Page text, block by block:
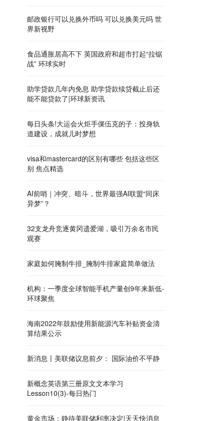
邮政银行可以兑换外币吗 可以兑换美元吗 世
界新视野
食品通胀居高不下 英国政府和超市打起“拉锯
战” 环球实时
助学贷款几年内免息 助学贷款续贷截止后还
能不能贷款了|环球新资讯
每日头条!大运会火炬手倮伍克的子：投身轨
道建设，成就儿时梦想
visa和mastercard的区别有哪些 包括这些区
别 焦点精选
AI前哨｜冲突、暗斗，世界最强AI联盟“同床
异梦”？
32支龙舟竞逐黄冈遗爱湖，吸引万余名市民
观赛
家庭如何腌制牛排_腌制牛排家庭简单做法
机构：一季度全球智能手机产量创9年来新低-
环球聚焦
海南2022年鼓励使用新能源汽车补贴资金清
算结果公示
新消息丨美联储议息前夕： 国际油价不平静
新概念英语第三册原文文本学习
Lesson10(3)-每日热门
黄金市场：静待美联储利率决定|天天快消息